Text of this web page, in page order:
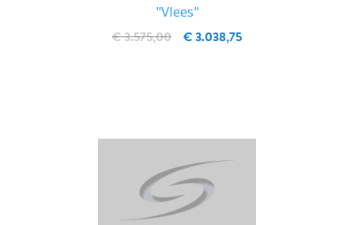
"Vlees"
€ 3.038,75
€ 3.575,00